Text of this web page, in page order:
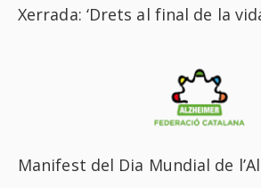
Xerrada: ‘Drets al final de la
Manifest del Dia Mundial de